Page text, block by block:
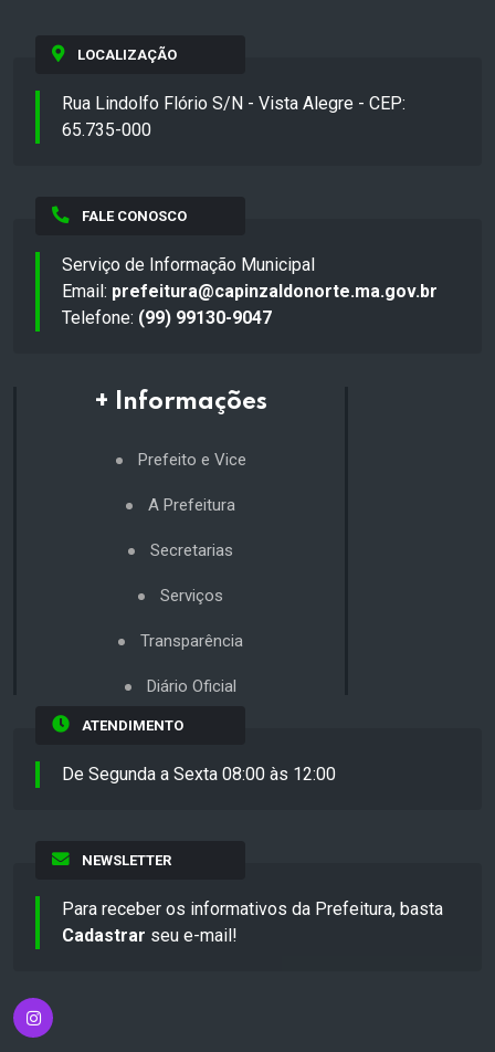
LOCALIZAÇÃO
Rua Lindolfo Flório S/N - Vista Alegre - CEP:
65.735-000
FALE CONOSCO
Serviço de Informação Municipal
Email: prefeitura@capinzaldonorte.ma.gov.br
Telefone: (99) 99130-9047
+ Informações
Prefeito e Vice
A Prefeitura
Secretarias
Serviços
Transparência
Diário Oficial
ATENDIMENTO
De Segunda a Sexta 08:00 às 12:00
NEWSLETTER
Para receber os informativos da Prefeitura, basta
Cadastrar seu e-mail!